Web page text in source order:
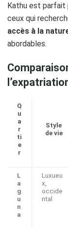
Kathu est parfait
ceux qui
accès à la
abordables.
Q
u
a
r
ti
e
r
Style
de vie
L
a
g
u
n
a
Luxueu
x,
occide
ntal